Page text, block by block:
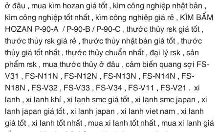
ở đâu , mua kìm hozan giá tốt , kìm công nghiệp nhật bản ,
kìm công nghiệp tốt nhất , kìm công nghiệp giá rẻ , KÌM BẤM
HOZAN P-90-A / P-90-B / P-90-C , thước thủy rsk giá tốt ,
thước thủy rsk giá rẻ , thước thủy nhật bản giá tốt , thước
thủy giá tốt nhất , thước thủy chuẩn nhất , đại lý rsk , sản
phẩm rsk , mua thước thủy ở đâu , cảm biến quang sợi FS-
V31 , FS-N11N , FS-N12N , FS-N13N , FS-N14N , FS-
N18N , FS-V32 , FS-V33 , FS-V34 , FS-V11 , FS-V21 . xi
lanh , xi lanh khí , xi lanh smc giá tốt , xi lanh smc japan , xi
lanh japan giá tốt , xi lanh japan , xi lanh viet nam , xi lanh
giá tốt , xi lanh tốt nhất , mua xi lanh tốt nhất , mua xi lanh giá